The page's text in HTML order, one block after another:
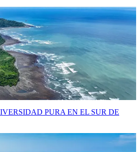
PURA EN EL SUR DE